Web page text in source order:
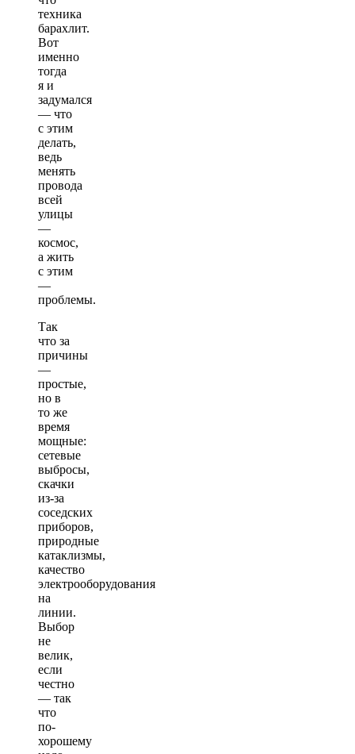
техника
барахлит.
Вот
именно
тогда
я и
задумался
— что
с этим
делать,
ведь
менять
провода
всей
улицы
—
космос,
а жить
с этим
—
проблемы.
Так
что за
причины
—
простые,
но в
то же
время
мощные:
сетевые
выбросы,
скачки
из-за
соседских
приборов,
природные
катаклизмы,
качество
электрооборудования
на
линии.
Выбор
не
велик,
если
честно
— так
что
по-
хорошему